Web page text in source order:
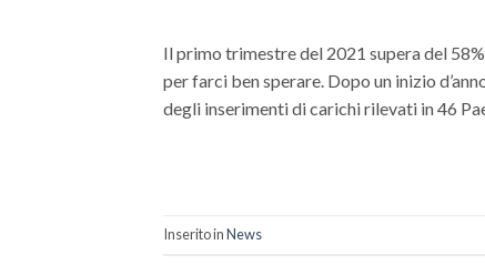
Il primo trimestre del 2021 supera del
per farci ben sperare. Dopo un inizio
degli inserimenti di carichi rilevati in 46
Inserito inNews